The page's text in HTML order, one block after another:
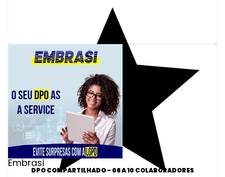
Embrasi
DPO COMPARTILHADO - 06 A 10 COLABORADORES